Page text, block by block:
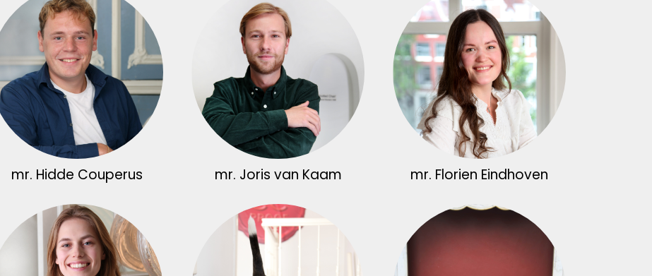
mr. Hidde Couperus mr. Joris van Kaam mr. Florien Eindhoven